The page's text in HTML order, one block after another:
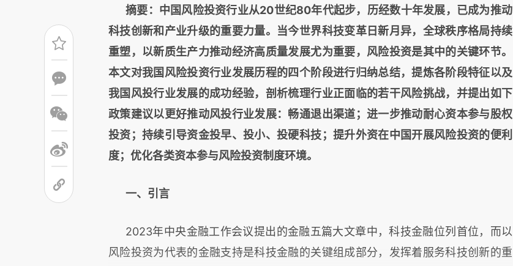
摘要：中国风险投资行业从20世纪80年代起步，历经数十年发展，已成为推动
科技创新和产业升级的重要力量。当今世界科技变革日新月异，全球秩序格局持续
重塑，以新质生产力推动经济高质量发展尤为重要，风险投资是其中的关键环节。
本文对我国风险投资行业发展历程的四个阶段进行归纳总结，提炼各阶段特征以及
我国风投行业发展的成功经验，剖析梳理行业正面临的若干风险挑战，并提出如下
政策建议以更好推动风投行业发展：畅通退出渠道；进一步推动耐心资本参与股权
投资；持续引导资金投早、投小、投硬科技；提升外资在中国开展风险投资的便利
度；优化各类资本参与风险投资制度环境。
一、引言
2023年中央金融工作会议提出的金融五篇大文章中，科技金融位列首位，而以
风险投资为代表的金融支持是科技金融的关键组成部分，发挥着服务科技创新的重